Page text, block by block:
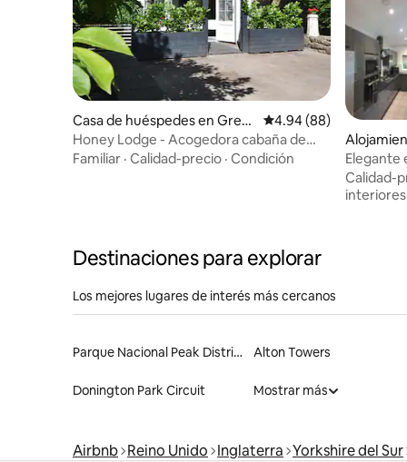
Casa de huéspedes en Gren
oside
Calificación promedio:
4.94 (88)
Honey Lodge - Acogedora cabaña de
descanso con estacionamiento gratuito
Familiar · Calidad-precio · Condición
Elegante
Road
Calidad-
interiores
Destinaciones para explorar
Los mejores lugares de interés más cercanos
Parque Nacional Peak District Alton Towers
Donington Park Circuit Mostrar más
Airbnb Reino Unido Inglaterra Yorkshire del Sur